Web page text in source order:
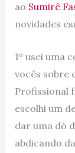
ao Sumirê
novidades
1º usei uma
vocês sobre
Profissional
escolhi um
dar uma dó
abdicando